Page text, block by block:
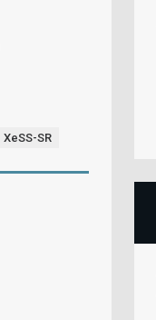
XeSS-SR